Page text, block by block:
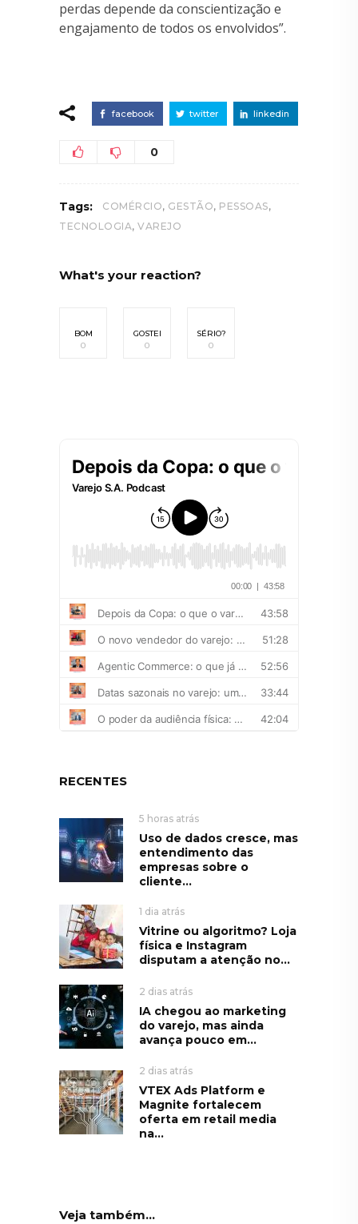
perdas depende da conscientização e
engajamento de todos os envolvidos”.
facebook twitter linkedin
0
Tags: COMÉRCIO, GESTÃO, PESSOAS,
TECNOLOGIA, VAREJO
What's your reaction?
BOM
0
GOSTEI
0
SÉRIO?
0
RECENTES
5 horas atrás
Uso de dados cresce, mas
entendimento das
empresas sobre o
cliente...
1 dia atrás
Vitrine ou algoritmo? Loja
física e Instagram
disputam a atenção no...
2 dias atrás
IA chegou ao marketing
do varejo, mas ainda
avança pouco em...
2 dias atrás
VTEX Ads Platform e
Magnite fortalecem
oferta em retail media
na...
Veja também...